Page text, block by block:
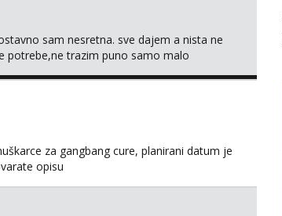
sam nesretna. sve dajem a nista ne
potrebe,ne trazim puno samo malo
za gangbang cure, planirani datum je
opisu